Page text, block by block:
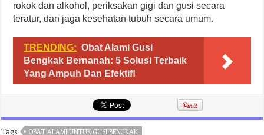
rokok dan alkohol, periksakan gigi dan gusi secara
teratur, dan jaga kesehatan tubuh secara umum.
TRENDING: Obat Alami Gusi
Bengkak Bernanah: 5 Solusi Terbaik
Yang Ampuh Dan Efektif!
Tags
OBAT ALAMI UNTUK GUSI BENGKAK